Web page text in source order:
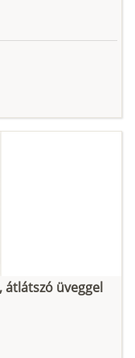
átlátszó üveggel